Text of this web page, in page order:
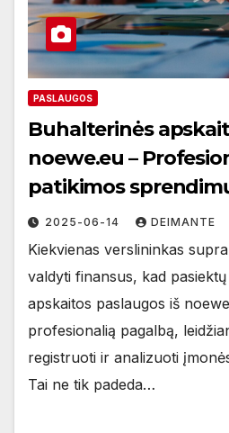
PASLAUGOS
Buhalterinės
noewe.eu –
patikimos
2025-06-14 DEIMANTE
Kiekvienas verslininkas
valdyti finansus, kad
apskaitos paslaugos iš
profesionalią pagalbą,
registruoti ir analizuoti
Tai ne tik padeda…